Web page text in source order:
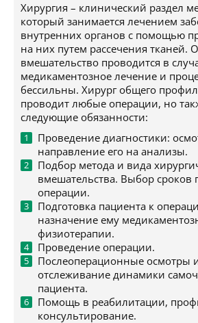
Хирургия – клинический раздел
который занимается лечением
внутренних органов с помощью
на них путем рассечения тканей.
вмешательство проводится в
медикаментозное лечение и
бессильны. Хирург общего
проводит любые операции, но
следующие обязанности:
Проведение диагностики:
направление его на анализы.
Подбор метода и вида
вмешательства. Выбор сроков
операции.
Подготовка пациента к
назначение ему
физиотерапии.
Проведение операции.
Послеоперационные осмотры
отслеживание динамики
пациента.
Помощь в реабилитации,
консультирование.